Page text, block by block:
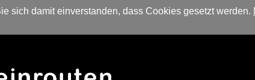
sich damit einverstanden, dass Cookies gesetzt werden.